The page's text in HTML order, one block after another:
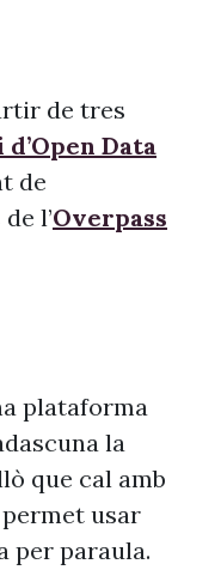
de tres
Data
de
l’Overpass
plataforma
la
que cal amb
usar
per paraula.